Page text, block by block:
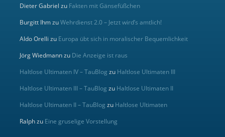
Dieter Gabriel zu Fakten mit Gänsefüßchen
Burgitt IhmzuWehrdienst 2.0 – Jetzt wird’s amtlich!
Aldo Orelli zu Europa übt sich in moralischer Bequemlichkeit
Jörg Wiedmannzu Die Anzeige ist raus
Haltlose Ultimaten IV – TauBlog zu Haltlose Ultimaten III
Haltlose Ultimaten III – TauBlog zu Haltlose Ultimaten II
Haltlose Ultimaten II – TauBlog zu Haltlose Ultimaten
Ralphzu Eine gruselige Vorstellung